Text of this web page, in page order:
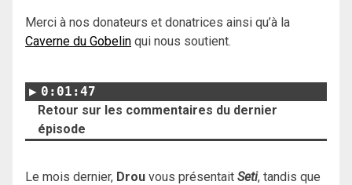
Merci à nos donateurs et donatrices ainsi qu’à la
Caverne du Gobelin qui nous soutient.
0:01:47
Retour sur les commentaires du dernier
épisode
Le mois dernier, Drou vous présentait Seti, tandis que